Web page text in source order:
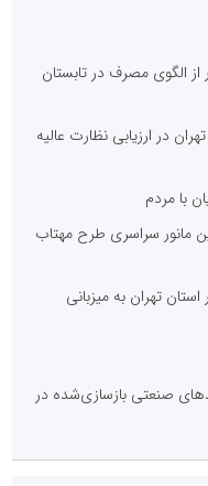
الگوی مصرف در تابستان
در ارزیابی نظارت عالیه
با مردم
مانور سراسری طرح مهتاب
تهران به میزبانی
صنعتی بازسازی‌شده در